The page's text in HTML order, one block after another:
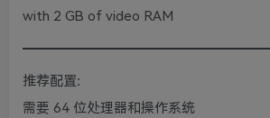
with 2 GB of video RAM
推荐配置:
需要 64 位处理器和操作系统